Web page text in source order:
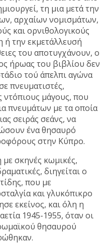
τη μια μετά την
αρχαίων νομισμάτων,
και ορνιθολογικούς
την εκμετάλλευσή
του αποτυγχάνουν, ο
ήρωας του βιβλίου δεν
τού άπελπι αγώνα
πνευματιστές,
ντόπιους μάγους, που
πνευμάτων με τα οποία
σειράς σεάνς, να
ένα θησαυρό
στην Κύπρο.
με σκηνές κωμικές,
διηγείται ο
που με
και γλυκόπικρο
εκείνος, και όλη η
1945-1955, όταν οι
θησαυρού